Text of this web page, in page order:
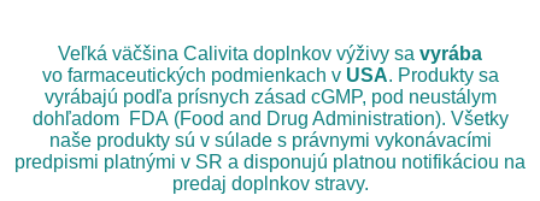
Veľká väčšina Calivita doplnkov výživy sa vyrába
vo farmaceutických podmienkach v USA. Produkty sa
vyrábajú podľa prísnych zásad cGMP, pod neustálym
dohľadom FDA (Food and Drug Administration). Všetky
naše produkty sú v súlade s právnymi vykonávacími
predpismi platnými v SR a disponujú platnou notifikáciou na
predaj doplnkov stravy.